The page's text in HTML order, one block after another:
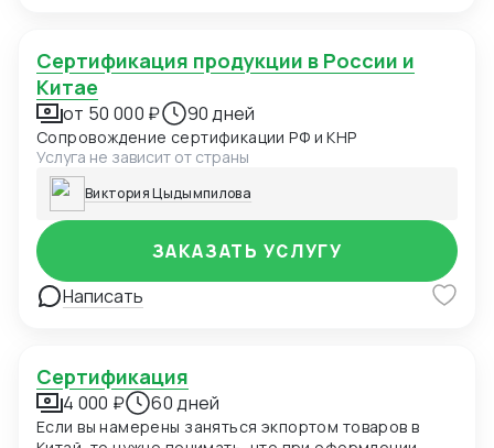
Сертификация продукции в России и
Китае
от 50 000 ₽ 90 дней
Сопровождение сертификации РФ и КНР
Услуга не зависит от страны
Виктория Цыдымпилова
Написать
ЗАКАЗАТЬ УСЛУГУ
Сертификация
4 000 ₽ 60 дней
Если вы намерены заняться экпортом товаров в